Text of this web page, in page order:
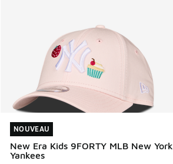
NOUVEAU
New Era Kids 9FORTY MLB New York
Yankees
NOUVEAU